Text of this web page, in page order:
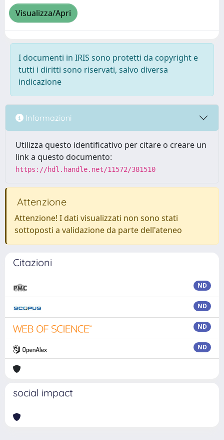
Visualizza/Apri
I documenti in IRIS sono protetti da copyright e
tutti i diritti sono riservati, salvo diversa
indicazione
Informazioni
Utilizza questo identificativo per citare o creare un
link a questo documento:
https://hdl.handle.net/11572/381510
Attenzione
Attenzione! I dati visualizzati non sono stati
sottoposti a validazione da parte dell'ateneo
Citazioni
ND
ND
ND
ND
social impact